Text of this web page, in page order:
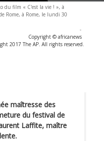
du film « C'est la vie ! », à
Rome, à Rome, le lundi 30
-
Copyright © africanews
2017 The AP. All rights reserved.
maîtresse des
du festival de
Laffite, maître